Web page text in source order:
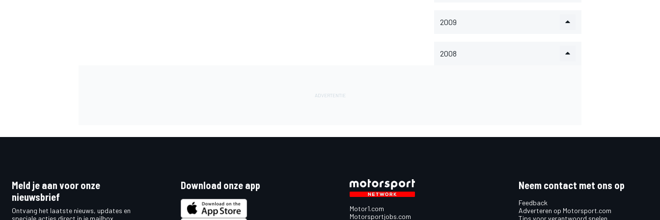
2009
2008
Meld je aan voor onze
nieuwsbrief
Ontvang het laatste nieuws, updates en
speciale acties direct in je mailbox.
Download onze app
Motor1.com
Motorsportjobs.com
Neem contact met ons op
Feedback
Adverteren op Motorsport.com
Tips voor verantwoord spelen